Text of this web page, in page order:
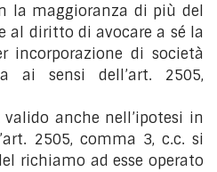
la maggioranza di più del
al diritto di avocare a sé la
incorporazione di società
ai sensi dell’art. 2505,
anche nell’ipotesi in
2505, comma 3, c.c. si
richiamo ad esse operato